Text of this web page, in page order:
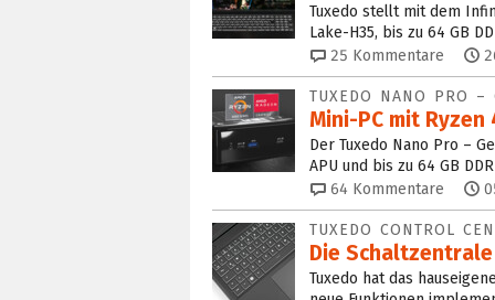
Tuxedo stellt mit dem
Lake-H35, bis zu 64 GB
25 Kommentare
TUXEDO NANO PRO –
Mini-PC mit
Der Tuxedo Nano Pro –
APU und bis zu 64 GB
64 Kommentare
TUXEDO CONTROL
Die
Tuxedo hat das